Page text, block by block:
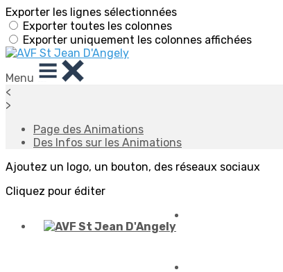
Exporter les lignes sélectionnées
Exporter toutes les colonnes
Exporter uniquement les colonnes affichées
Menu
<
>
Page des Animations
Des Infos sur les Animations
Ajoutez un logo, un bouton, des réseaux sociaux
Cliquez pour éditer